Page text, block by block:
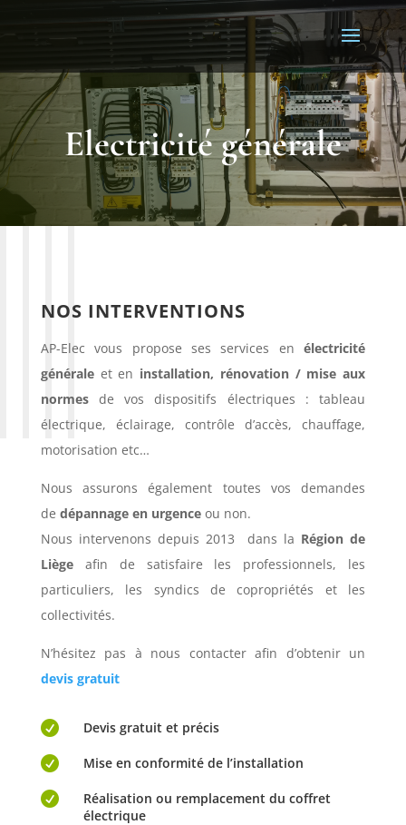
Electricité générale
NOS INTERVENTIONS
AP-Elec vous propose ses services en électricité
générale et en installation, rénovation / mise aux
normes de vos dispositifs électriques : tableau
électrique, éclairage, contrôle d’accès, chauffage,
motorisation etc…
Nous assurons également toutes vos demandes
de dépannage en urgence ou non.
Nous intervenons depuis 2013 dans la Région de
Liège
afin de satisfaire les professionnels, les
particuliers, les syndics de copropriétés et les
collectivités.
N’hésitez pas à nous contacter afin d’obtenir un
devis gratuit
 Devis gratuit et précis
 Mise en conformité de l’installation

Réalisation ou remplacement du coffret
électrique